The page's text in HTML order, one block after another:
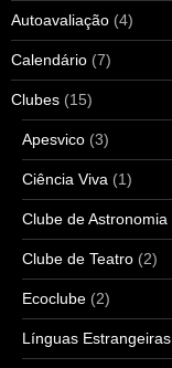
Autoavaliação (4)
Calendário (7)
Clubes (15)
Apesvico (3)
Ciência Viva (1)
Clube de Astronomia
Clube de Teatro (2)
Ecoclube (2)
Línguas Estrangeiras